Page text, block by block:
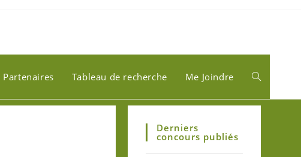
Partenaires Tableau de recherche Me Joindre
Derniers
concours publiés